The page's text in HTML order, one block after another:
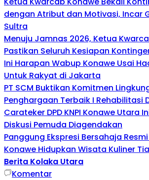
dengan Atribut dan Motivasi, Incar
Sultra
Menuju Jamnas 2026, Ketua
Pastikan Seluruh Kesiapan
Ini Harapan Wabup Konawe Usai
Untuk Rakyat di Jakarta
PT SCM Buktikan Komitmen
Penghargaan Terbaik I Rehabilitasi
Carateker DPD KNPI Konawe Utara
Diskusi Pemuda Diagendakan
Panggung Ekspresi Bersahaja
Konawe Hidupkan Wisata Kuliner
Berita Kolaka Utara
Komentar